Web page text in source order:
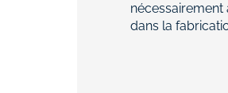
dans la